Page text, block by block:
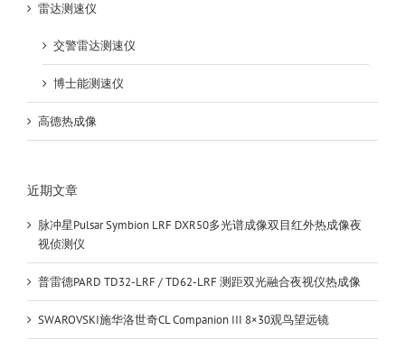
雷达测速仪
交警雷达测速仪
博士能测速仪
高德热成像
近期文章
脉冲星Pulsar Symbion LRF DXR50多光谱成像双目红外热成像夜
视侦测仪
普雷德PARD TD32-LRF / TD62-LRF 测距双光融合夜视仪热成像
SWAROVSKI施华洛世奇CL Companion III 8×30观鸟望远镜